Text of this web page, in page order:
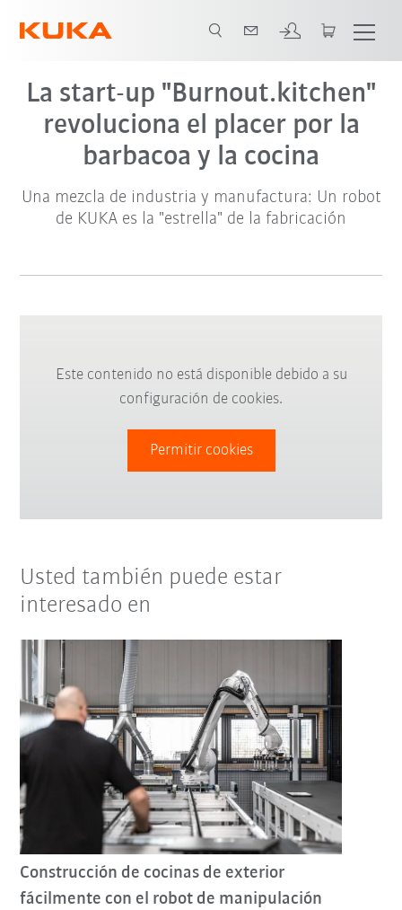
La start-up "Burnout.kitchen"
revoluciona el placer por la
barbacoa y la cocina
Una mezcla de industria y manufactura: Un robot
de KUKA es la "estrella" de la fabricación
Este contenido no está disponible debido a su
configuración de cookies.
Permitir cookies
Usted también puede estar
interesado en
Construcción de cocinas de exterior
fácilmente con el robot de manipulación